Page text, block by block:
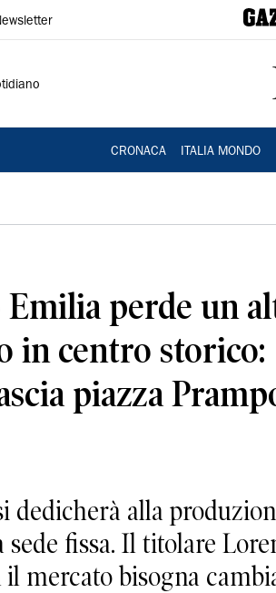
CRONACA ITALIA MONDO
Emilia perde un
in centro storico:
piazza
dedicherà alla
sede fissa. Il titolare
il mercato bisogna